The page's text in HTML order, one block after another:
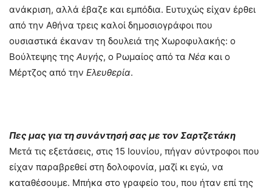
ανάκριση, αλλά έβαζε και εμπόδια. Ευτυχώς είχαν έρθει
από την Αθήνα τρεις καλοί δημοσιογράφοι που
ουσιαστικά έκαναν τη δουλειά της Χωροφυλακής: ο
Βούλτεψης της Αυγής, ο Ρωμαίος από τα Νέα και ο
Μέρτζος από την Ελευθερία.
Πες μας για τη συνάντησή σας με τον Σαρτζετάκη
Μετά τις εξετάσεις, στις 15 Ιουνίου, πήγαν σύντροφοι που
είχαν παραβρεθεί στη δολοφονία, μαζί κι εγώ, να
καταθέσουμε. Μπήκα στο γραφείο του, που ήταν επί της